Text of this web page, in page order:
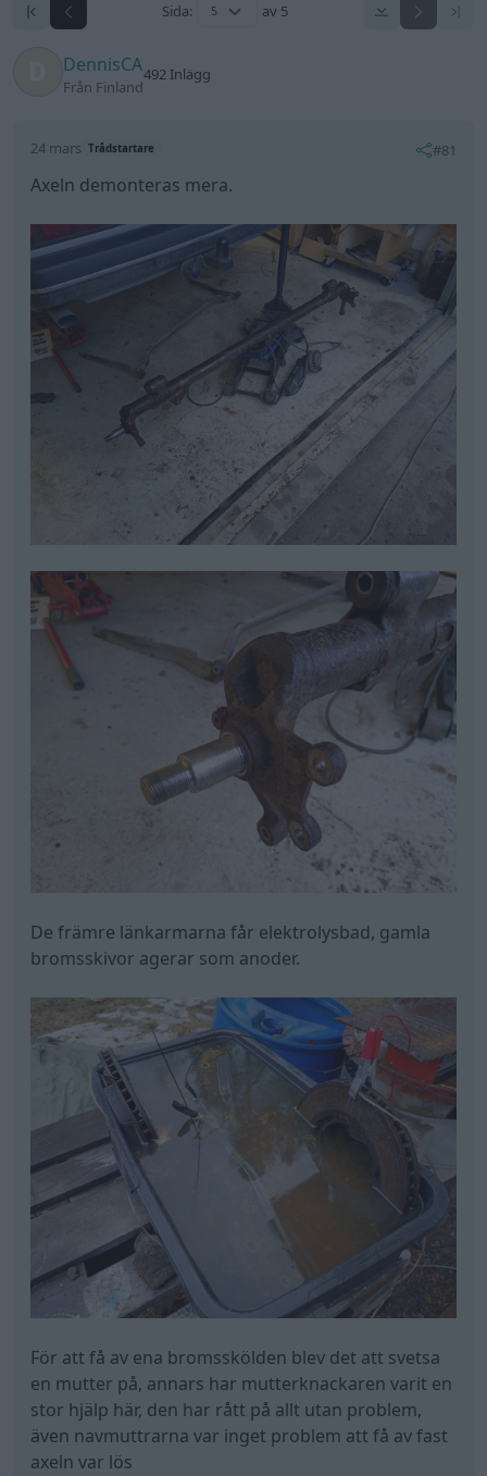
Sida: av 5
DennisCA
Från Finland
492 Inlägg
24 mars Trådstartare #81
Axeln demonteras mera.
De främre länkarmarna får elektrolysbad, gamla
bromsskivor agerar som anoder.
För att få av ena bromsskölden blev det att svetsa
en mutter på, annars har mutterknackaren varit en
stor hjälp här, den har rått på allt utan problem,
även navmuttrarna var inget problem att få av fast
axeln var lös